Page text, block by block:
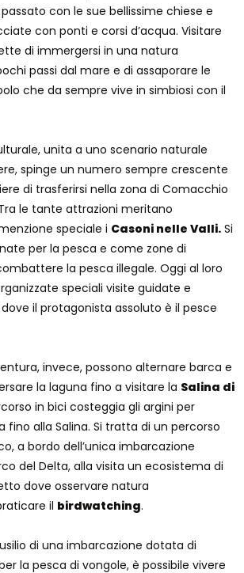
con le sue bellissime chiese e
con ponti e corsi d’acqua. Visitare
di immergersi in una natura
passi dal mare e di assaporare le
che da sempre vive in simbiosi con il
unita a uno scenario naturale
spinge un numero sempre crescente
di trasferirsi nella zona di Comacchio
le tante attrazioni meritano
speciale i Casoni nelle Valli. Si
per la pesca e come zone di
la pesca illegale. Oggi al loro
speciali visite guidate e
il protagonista assoluto è il pesce
invece, possono alternare barca e
la laguna fino a visitare la Salina di
in bici costeggia gli argini per
fino alla Salina. Si tratta di un percorso
a bordo dell’unica imbarcazione
del Delta, alla visita un ecosistema di
dove osservare natura
il birdwatching.
di una imbarcazione dotata di
la pesca di vongole, è possibile vivere